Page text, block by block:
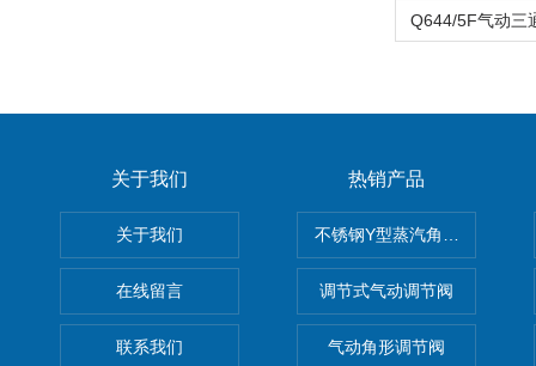
关于我们
关于我们
在线留言
联系我们
热销产品
不锈钢Y型蒸汽角座阀
调节式气动调节阀
气动角形调节阀